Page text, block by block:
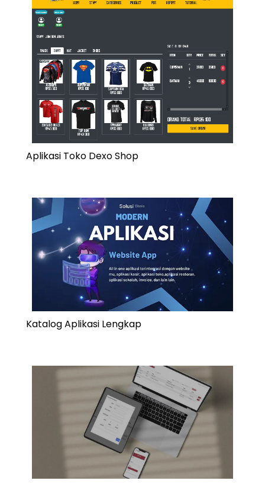
Aplikasi Toko Dexo Shop
Katalog Aplikasi Lengkap